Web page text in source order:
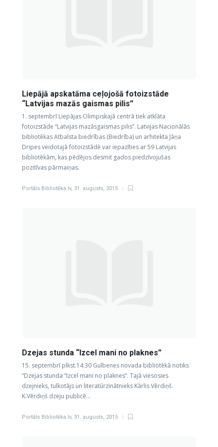
Liepājā apskatāma ceļojošā fotoizstāde
“Latvijas mazās gaismas pilis”
1. septembrī Liepājas Olimpiskajā centrā tiek atklāta
fotoizstāde “Latvijas mazāsgaismas pilis”. Latvijas Nacionālās
bibliotēkas Atbalsta biedrības (Biedrība) un arhitekta Jāņa
Dripes veidotajā fotoizstādē var iepazīties ar 59 Latvijas
bibliotēkām, kas pēdējos desmit gados piedzīvojušas
pozitīvas pārmaiņas.
Portāls Bibliotēka.lv, 31. augusts, 2015
Dzejas stunda “Izcel mani no plaknes”
15. septembrī plkst.14:30 Gulbenes novada bibliotēkā notiks
“Dzejas stunda “Izcel mani no plaknes”. Tajā viesosies
dzejnieks, tulkotājs un literatūrzinātnieks Kārlis Vērdiņš.
K.Vērdiņš dzeju publicē…
Portāls Bibliotēka.lv, 31. augusts, 2015